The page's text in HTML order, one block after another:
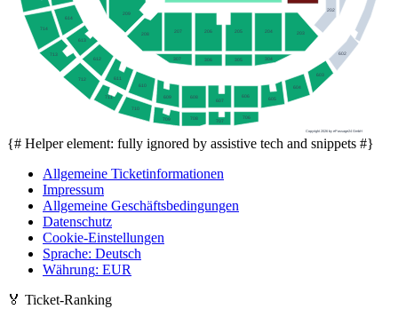
714
713
712
711
710
709 708 707
706
614
613
612
611
610
609 608
607
606 605
304
603
602
307 306 305
604
209
208
207 206 205 204 203
202
Copyright 2026 by ePassage24 GmbH
{# Helper element: fully ignored by assistive tech and snippets #}
Allgemeine Ticketinformationen
Impressum
Allgemeine Geschäftsbedingungen
Datenschutz
Cookie-Einstellungen
Sprache: Deutsch
Währung: EUR
🏅 Ticket-Ranking